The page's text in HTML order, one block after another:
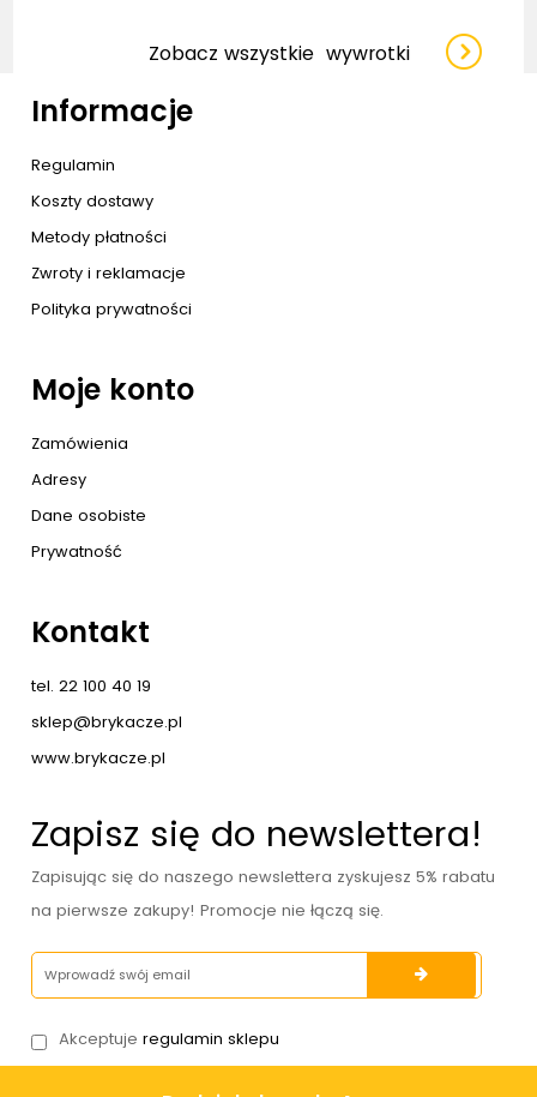
Zobacz wszystkie wywrotki
Informacje
Regulamin
Koszty dostawy
Metody płatności
Zwroty i reklamacje
Polityka prywatności
Moje konto
Zamówienia
Adresy
Dane osobiste
Prywatność
Kontakt
tel. 22 100 40 19
sklep@brykacze.pl
www.brykacze.pl
Zapisz się do newslettera!
Zapisując się do naszego newslettera zyskujesz 5% rabatu
na pierwsze zakupy! Promocje nie łączą się.
Akceptujeregulamin sklepu